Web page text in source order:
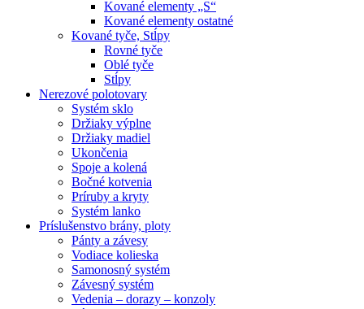
Kované elementy „S“
Kované elementy ostatné
Kované tyče, Stĺpy
Rovné tyče
Oblé tyče
Stĺpy
Nerezové polotovary
Systém sklo
Držiaky výplne
Držiaky madiel
Ukončenia
Spoje a kolená
Bočné kotvenia
Príruby a kryty
Systém lanko
Príslušenstvo brány, ploty
Pánty a závesy
Vodiace kolieska
Samonosný systém
Závesný systém
Vedenia – dorazy – konzoly